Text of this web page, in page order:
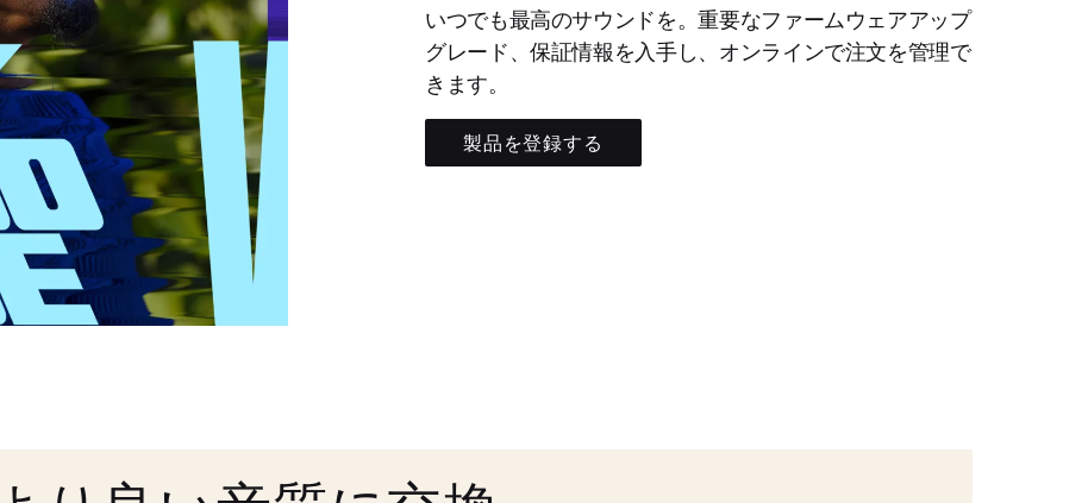
いつでも最高のサウンドを。重要なファームウェアアップ
グレード、保証情報を入手し、オンラインで注文を管理で
きます。
製品を登録する